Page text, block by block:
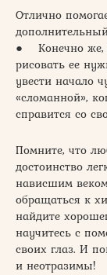
Отлично
● Конечно же,
рисовать ее
увести начало
«сломанной»,
справится со
Помните, что
достоинство
нависшим
обращаться к
найдите
научитесь с
своих глаз. И
и неотразимы!